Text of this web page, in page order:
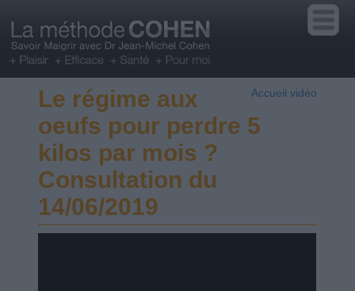
Accueil vidéo
Le régime aux
oeufs pour perdre 5
kilos par mois ?
Consultation du
14/06/2019